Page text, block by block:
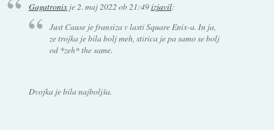
Gagatronixje2. maj 2022 ob 21:49izjavil:
Just Cause je fransiza v lasti Square Enix-a. In ja,
ze trojka je bila bolj meh, stirica je pa samo se bolj
od *zeh* the same.
Dvojka je bila najboljša.